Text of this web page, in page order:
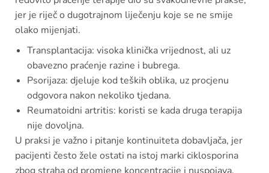
jer je riječ o dugotrajnom liječenju koje se ne smije
olako mijenjati.
Transplantacija: visoka klinička vrijednost, ali uz
obavezno praćenje razine i bubrega.
Psorijaza: djeluje kod teških oblika, uz procjenu
odgovora nakon nekoliko tjedana.
Reumatoidni artritis: koristi se kada druga terapija
nije dovoljna.
U praksi je važno i pitanje kontinuiteta dobavljača, jer
pacijenti često žele ostati na istoj marki ciklosporina